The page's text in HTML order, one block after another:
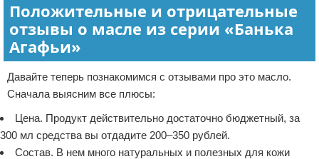
Положительные и отрицательные
отзывы о масле из серии «Банька
Агафьи»
Давайте теперь познакомимся с отзывами про это масло.
Сначала выясним все плюсы:
Цена. Продукт действительно достаточно бюджетный, за
300 мл средства вы отдадите 200–350 рублей.
Состав. В нем много натуральных и полезных для кожи